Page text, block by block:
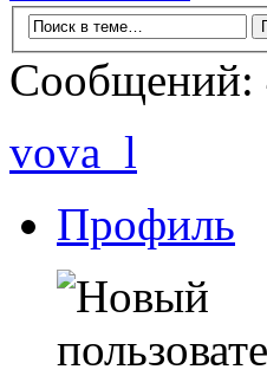
Сообщений:
vova_l
Профиль